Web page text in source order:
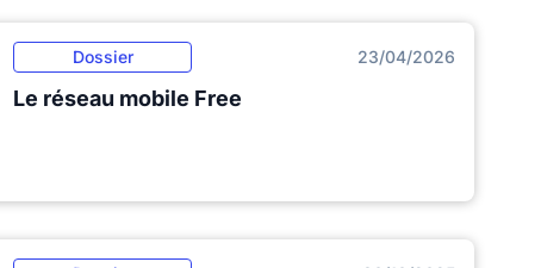
Dossier 23/04/2026
Le réseau mobile Free